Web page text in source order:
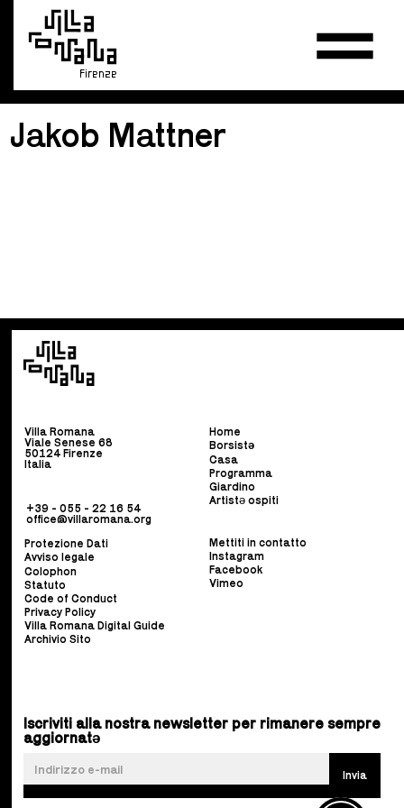
Firenze
Jakob Mattner
Villa Romana
Viale Senese 68
50124 Firenze
Italia
+39 - 055 - 22 16 54
office@villaromana.org
Home
Borsistə
Casa
Programma
Giardino
Artistə ospiti
Protezione Dati
Avviso legale
Colophon
Statuto
Code of Conduct
Privacy Policy
Villa Romana Digital Guide
Archivio Sito
Mettiti in contatto
Instagram
Facebook
Vimeo
Iscriviti alla nostra newsletter per rimanere sempre
aggiornatə